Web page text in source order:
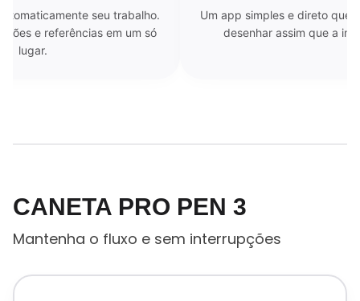
seu trabalho.
e referências em um só
lugar.
Um app simples e direto que
desenhar assim que a
CANETA PRO PEN 3
Mantenha o fluxo e sem interrupções